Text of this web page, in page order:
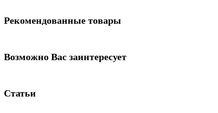
Рекомендованные товары
Возможно Вас заинтересует
Статьи